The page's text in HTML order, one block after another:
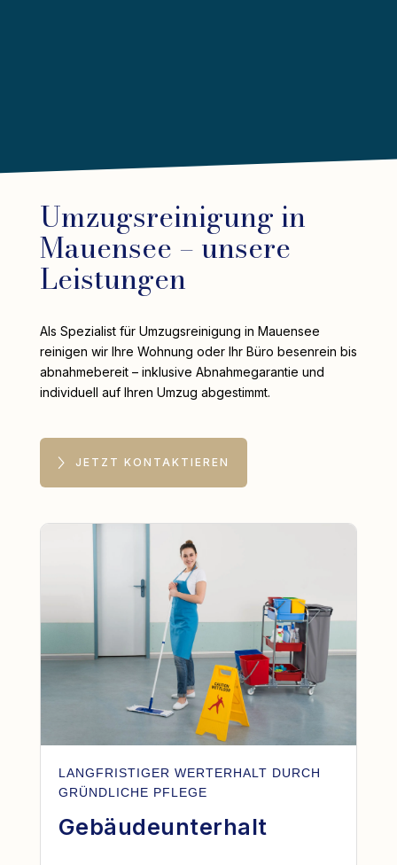
Umzugsreinigung in
Mauensee – unsere
Leistungen
Als Spezialist für Umzugsreinigung in Mauensee
reinigen wir Ihre Wohnung oder Ihr Büro besenrein bis
abnahmebereit – inklusive Abnahmegarantie und
individuell auf Ihren Umzug abgestimmt.
JETZT KONTAKTIEREN
LANGFRISTIGER WERTERHALT DURCH
GRÜNDLICHE PFLEGE
Gebäudeunterhalt